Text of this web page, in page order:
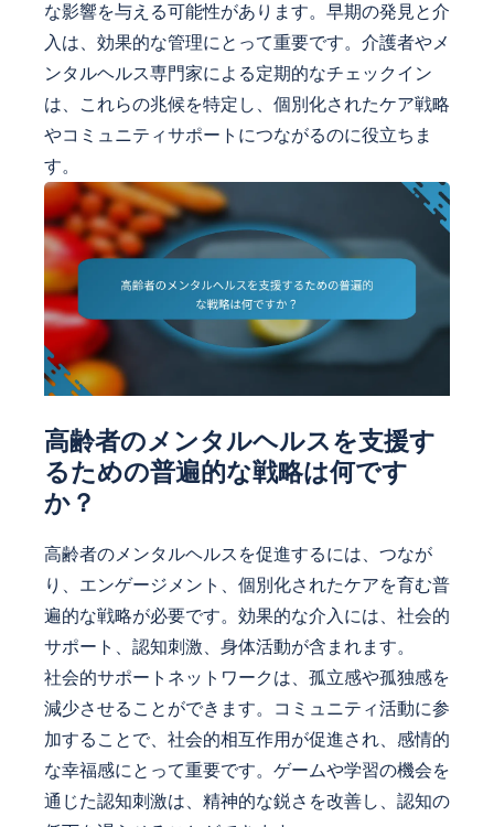
な影響を与える可能性があります。早期の発見と介
入は、効果的な管理にとって重要です。介護者やメ
ンタルヘルス専門家による定期的なチェックイン
は、これらの兆候を特定し、個別化されたケア戦略
やコミュニティサポートにつながるのに役立ちま
す。
高齢者のメンタルヘルスを支援す
るための普遍的な戦略は何です
か？
高齢者のメンタルヘルスを促進するには、つなが
り、エンゲージメント、個別化されたケアを育む普
遍的な戦略が必要です。効果的な介入には、社会的
サポート、認知刺激、身体活動が含まれます。
社会的サポートネットワークは、孤立感や孤独感を
減少させることができます。コミュニティ活動に参
加することで、社会的相互作用が促進され、感情的
な幸福感にとって重要です。ゲームや学習の機会を
通じた認知刺激は、精神的な鋭さを改善し、認知の